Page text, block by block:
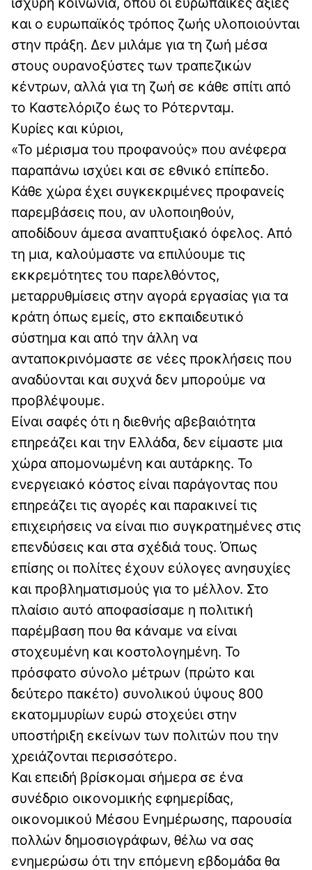
και ο ευρωπαϊκός τρόπος ζωής υλοποιούνται
στην πράξη. Δεν μιλάμε για τη ζωή μέσα
στους ουρανοξύστες των τραπεζικών
κέντρων, αλλά για τη ζωή σε κάθε σπίτι από
το Καστελόριζο έως το Ρότερνταμ.
Κυρίες και κύριοι,
«Το μέρισμα του προφανούς» που ανέφερα
παραπάνω ισχύει και σε εθνικό επίπεδο.
Κάθε χώρα έχει συγκεκριμένες προφανείς
παρεμβάσεις που, αν υλοποιηθούν,
αποδίδουν άμεσα αναπτυξιακό όφελος. Από
τη μια, καλούμαστε να επιλύουμε τις
εκκρεμότητες του παρελθόντος,
μεταρρυθμίσεις στην αγορά εργασίας για τα
κράτη όπως εμείς, στο εκπαιδευτικό
σύστημα και από την άλλη να
ανταποκρινόμαστε σε νέες προκλήσεις που
αναδύονται και συχνά δεν μπορούμε να
προβλέψουμε.
Είναι σαφές ότι η διεθνής αβεβαιότητα
επηρεάζει και την Ελλάδα, δεν είμαστε μια
χώρα απομονωμένη και αυτάρκης. Το
ενεργειακό κόστος είναι παράγοντας που
επηρεάζει τις αγορές και παρακινεί τις
επιχειρήσεις να είναι πιο συγκρατημένες στις
επενδύσεις και στα σχέδιά τους. Όπως
επίσης οι πολίτες έχουν εύλογες ανησυχίες
και προβληματισμούς για το μέλλον. Στο
πλαίσιο αυτό αποφασίσαμε η πολιτική
παρέμβαση που θα κάναμε να είναι
στοχευμένη και κοστολογημένη. Το
πρόσφατο σύνολο μέτρων (πρώτο και
δεύτερο πακέτο) συνολικού ύψους 800
εκατομμυρίων ευρώ στοχεύει στην
υποστήριξη εκείνων των πολιτών που την
χρειάζονται περισσότερο.
Και επειδή βρίσκομαι σήμερα σε ένα
συνέδριο οικονομικής εφημερίδας,
οικονομικού Μέσου Ενημέρωσης, παρουσία
πολλών δημοσιογράφων, θέλω να σας
ενημερώσω ότι την επόμενη εβδομάδα θα